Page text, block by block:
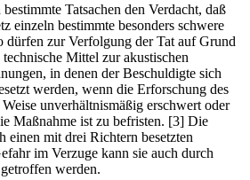
Tatsachen den Verdacht, daß
einzeln bestimmte besonders schwere
dürfen zur Verfolgung der Tat auf Grund
Mittel zur akustischen
in denen der Beschuldigte sich
werden, wenn die Erforschung des
unverhältnismäßig erschwert oder
Maßnahme ist zu befristen. [3] Die
einen mit drei Richtern besetzten
im Verzuge kann sie auch durch
werden.